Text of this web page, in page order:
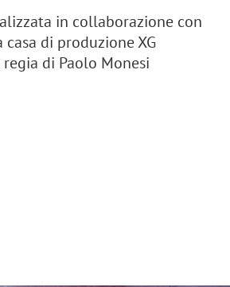
in collaborazione con
di produzione XG
di Paolo Monesi